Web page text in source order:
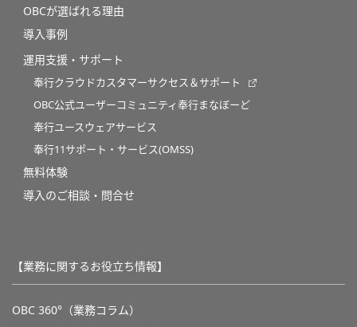
OBCが選ばれる理由
導入事例
運用支援・サポート
奉行クラウドカスタマーサクセス＆サポート
OBC公式ユーザーコミュニティ奉行まなぼーど
奉行ユースウェアサービス
奉行11サポート・サービス(OMSS)
無料体験
導入のご相談・問合せ
【業務に関するお役立ち情報】
OBC 360°（業務コラム）